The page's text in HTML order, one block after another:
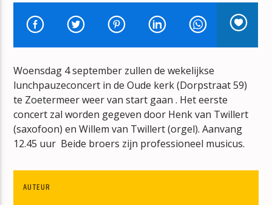
HUIDIG NUMMER
DE START VAN DE NACHT
HENK BRES
mz-radio
Woensdag 4 september zullen de wekelijkse
lunchpauzeconcert in de Oude kerk (Dorpstraat 59)
te Zoetermeer weer van start gaan . Het eerste
concert zal worden gegeven door Henk van Twillert
(saxofoon) en Willem van Twillert (orgel). Aanvang
12.45 uur Beide broers zijn professioneel musicus.
AUTEUR